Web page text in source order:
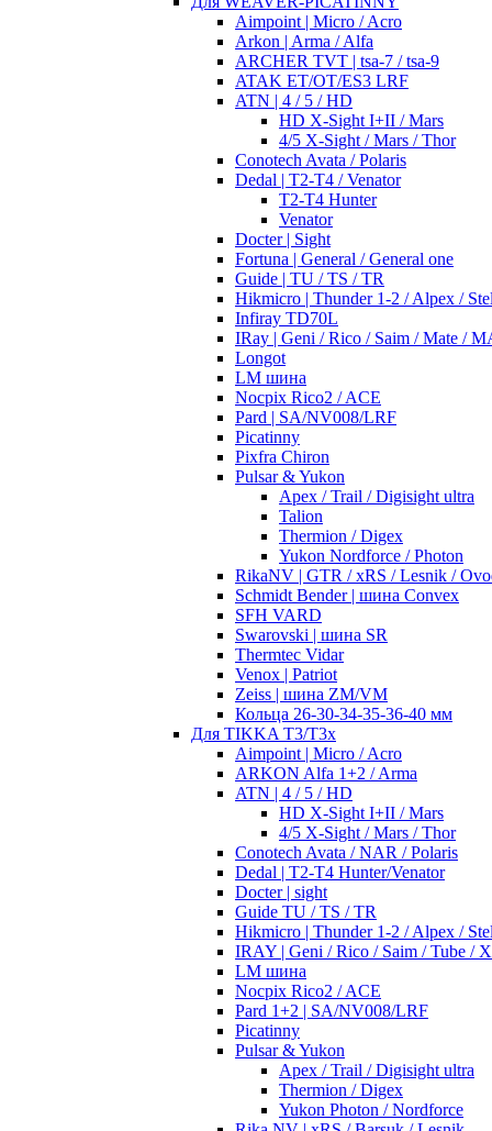
Aimpoint | Micro / Acro
Arkon | Arma / Alfa
ARCHER TVT | tsa-7 / tsa-9
ATAK ET/OT/ES3 LRF
ATN | 4 / 5 / HD
HD X-Sight I+II / Mars
4/5 X-Sight / Mars / Thor
Conotech Avata / Polaris
Dedal | T2-T4 / Venator
T2-T4 Hunter
Venator
Docter | Sight
Fortuna | General / General one
Guide | TU / TS / TR
Hikmicro | Thunder 1-2 / Alpex /
Infiray TD70L
IRay | Geni / Rico / Saim / Mate /
Longot
LM шина
Nocpix Rico2 / ACE
Pard | SA/NV008/LRF
Picatinny
Pixfra Chiron
Pulsar & Yukon
Apex / Trail / Digisight ultra
Talion
Thermion / Digex
Yukon Nordforce / Photon
RikaNV | GTR / xRS / Lesnik /
Schmidt Bender | шина Convex
SFH VARD
Swarovski | шина SR
Thermtec Vidar
Venox | Patriot
Zeiss | шина ZM/VM
Кольца 26-30-34-35-36-40 мм
Для TIKKA T3/T3x
Aimpoint | Micro / Acro
ARKON Alfa 1+2 / Arma
ATN | 4 / 5 / HD
HD X-Sight I+II / Mars
4/5 X-Sight / Mars / Thor
Conotech Avata / NAR / Polaris
Dedal | T2-T4 Hunter/Venator
Docter | sight
Guide TU / TS / TR
Hikmicro | Thunder 1-2 / Alpex /
IRAY | Geni / Rico / Saim / Tube /
LM шина
Nocpix Rico2 / ACE
Pard 1+2 | SA/NV008/LRF
Picatinny
Pulsar & Yukon
Apex / Trail / Digisight ultra
Thermion / Digex
Yukon Photon / Nordforce